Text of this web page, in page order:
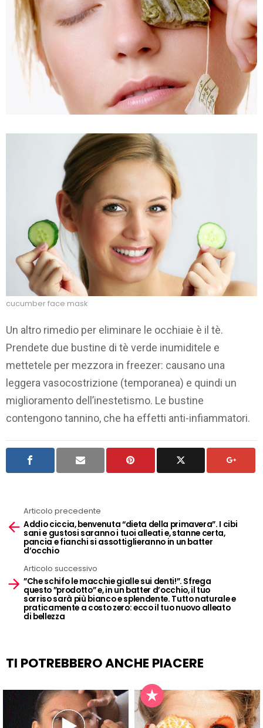
cucumber face mask
Un altro rimedio per eliminare le occhiaie è il tè.
Prendete due bustine di tè verde inumiditele e
mettetele per mezzora in freezer: causano una
leggera vasocostrizione (temporanea) e quindi un
miglioramento dell’inestetismo. Le bustine
contengono tannino, che ha effetti anti-infiammatori.
more
Articolo precedente
Addio ciccia, benvenuta “dieta della primavera”. I cibi
sani e gustosi saranno i tuoi alleati e, stanne certa,
pancia e fianchi si assottiglieranno in un batter
d’occhio
Articolo successivo
”Che schifo le macchie gialle sui denti!”. Sfrega
questo ”prodotto” e, in un batter d’occhio, il tuo
sorriso sarà più bianco e splendente. Tutto naturale e
praticamente a costo zero: ecco il tuo nuovo alleato
di bellezza
TI POTREBBERO ANCHE PIACERE